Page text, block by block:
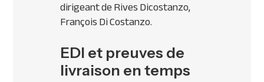
dirigeant de Rives Dicostanzo,
François Di Costanzo.
EDI et preuves de
livraison en temps